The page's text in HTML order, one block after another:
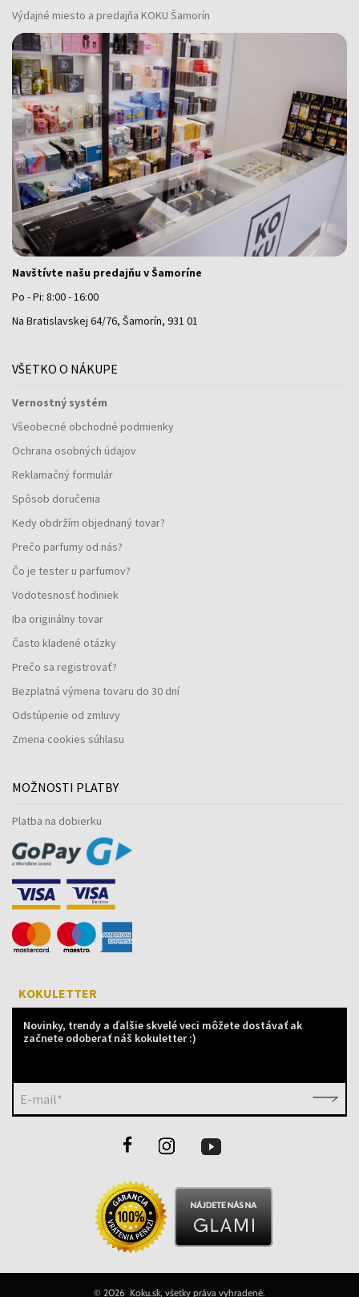
Výdajné miesto a predajňa KOKU Šamorín
Navštívte našu predajňu v Šamoríne
Po - Pi: 8:00 - 16:00
Na Bratislavskej 64/76, Šamorín, 931 01
VŠETKO O NÁKUPE
Vernostný systém
Všeobecné obchodné podmienky
Ochrana osobných údajov
Reklamačný formulár
Spôsob doručenia
Kedy obdržím objednaný tovar?
Prečo parfumy od nás?
Čo je tester u parfumov?
Vodotesnosť hodiniek
Iba originálny tovar
Často kladené otázky
Prečo sa registrovať?
Bezplatná výmena tovaru do 30 dní
Odstúpenie od zmluvy
Zmena cookies súhlasu
MOŽNOSTI PLATBY
Platba na dobierku
KOKULETTER
Novinky, trendy a ďalšie skvelé veci môžete dostávať ak
začnete odoberať náš kokuletter :)
E-mail*
© 2026 Koku.sk, všetky práva vyhradené.